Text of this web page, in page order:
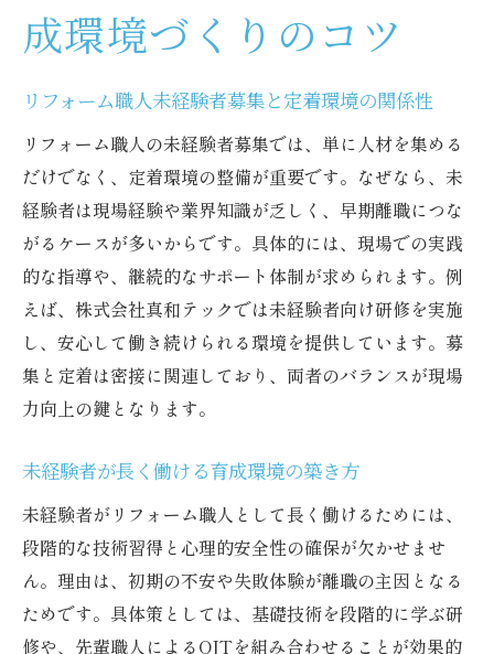
成環境づくりのコツ
リフォーム職人未経験者募集と定着環境の関係性
リフォーム職人の未経験者募集では、単に人材を集める
だけでなく、定着環境の整備が重要です。なぜなら、未
経験者は現場経験や業界知識が乏しく、早期離職につな
がるケースが多いからです。具体的には、現場での実践
的な指導や、継続的なサポート体制が求められます。例
えば、株式会社真和テックでは未経験者向け研修を実施
し、安心して働き続けられる環境を提供しています。募
集と定着は密接に関連しており、両者のバランスが現場
力向上の鍵となります。
未経験者が長く働ける育成環境の築き方
未経験者がリフォーム職人として長く働けるためには、
段階的な技術習得と心理的安全性の確保が欠かせませ
ん。理由は、初期の不安や失敗体験が離職の主因となる
ためです。具体策としては、基礎技術を段階的に学ぶ研
修や、先輩職人によるOJTを組み合わせることが効果的